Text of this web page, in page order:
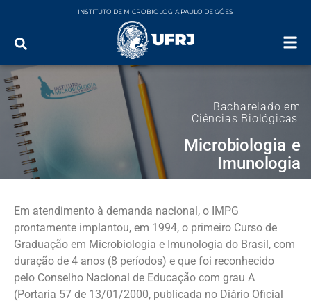
INSTITUTO DE MICROBIOLOGIA PAULO DE GÓES
Microbiologia e
Imunologia
Bacharelado em
Ciências Biológicas:
Em atendimento à demanda nacional, o IMPG
prontamente implantou, em 1994, o primeiro Curso de
Graduação em Microbiologia e Imunologia do Brasil, com
duração de 4 anos (8 períodos) e que foi reconhecido
pelo Conselho Nacional de Educação com grau A
(Portaria 57 de 13/01/2000, publicada no Diário Oficial